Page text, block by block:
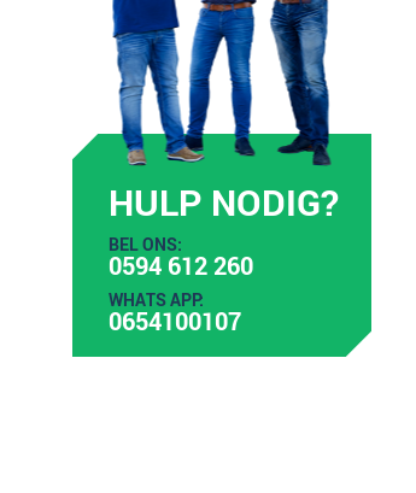
HULP NODIG?
BEL ONS:
0594 612 260
WHATS APP:
0654100107